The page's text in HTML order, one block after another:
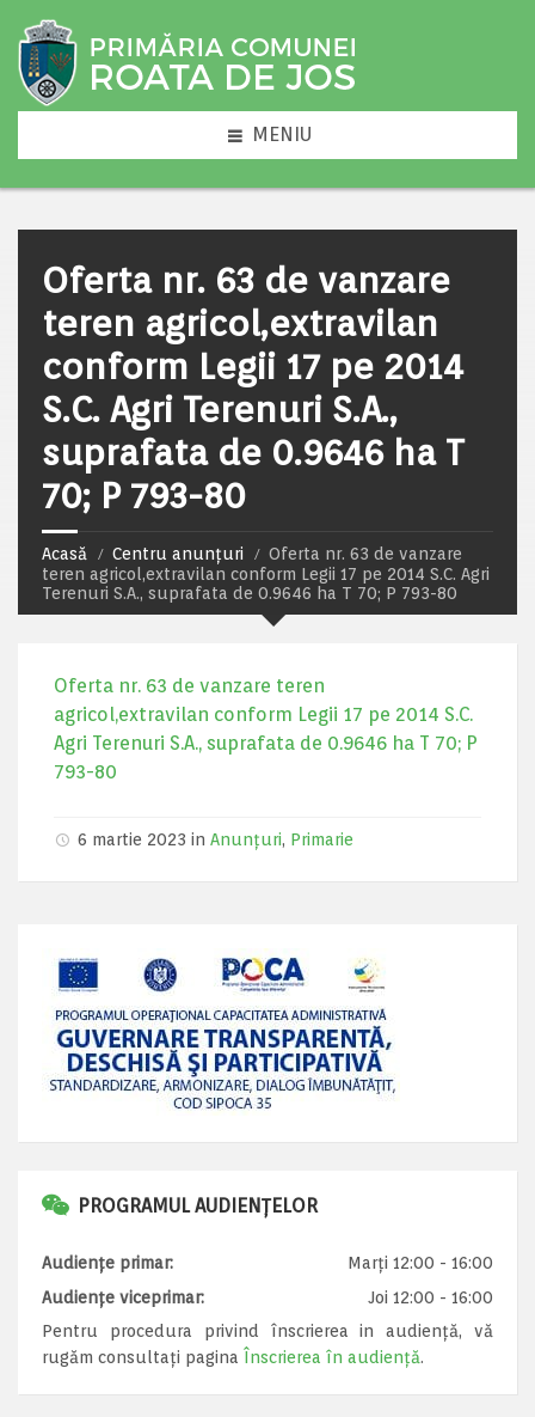
MENIU
Oferta nr. 63 de vanzare
teren agricol,extravilan
conform Legii 17 pe 2014
S.C. Agri Terenuri S.A.,
suprafata de 0.9646 ha T
70; P 793-80
Acasă Centru anunțuri
Oferta nr. 63 de vanzare
teren agricol,extravilan conform Legii 17 pe 2014 S.C. Agri
Terenuri S.A., suprafata de 0.9646 ha T 70; P 793-80
Oferta nr. 63 de vanzare teren
agricol,extravilan conform Legii 17 pe 2014 S.C.
Agri Terenuri S.A., suprafata de 0.9646 ha T 70; P
793-80
6 martie 2023 in Anunțuri, Primarie
PROGRAMUL AUDIENȚELOR
Audiențe primar:
Marți 12:00 - 16:00
Audiențe viceprimar:
Joi 12:00 - 16:00
Pentru procedura privind înscrierea in audiență, vă
rugăm consultați pagina Înscrierea în audiență.